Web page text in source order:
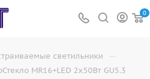
0
светильники —
MR16+LED 2х50Вт GU5.3